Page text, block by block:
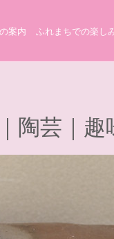
案内 ふれまちでの楽し
陶芸｜